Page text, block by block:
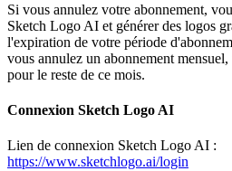
Si vous annulez votre abonnement,
Sketch Logo AI et générer des logos
l'expiration de votre période
vous annulez un abonnement
pour le reste de ce mois.
Connexion Sketch Logo AI
Lien de connexion Sketch Logo AI :
https://www.sketchlogo.ai/login